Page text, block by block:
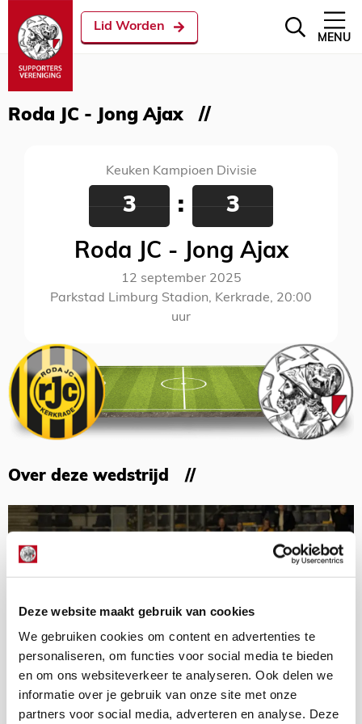
Deze website maakt gebruik van cookies
We gebruiken cookies om content en advertenties te
personaliseren, om functies voor social media te bieden
en om ons websiteverkeer te analyseren. Ook delen we
informatie over je gebruik van onze site met onze
partners voor social media, adverteren en analyse. Deze
Lid Worden
MENU
Roda JC - Jong Ajax
Keuken Kampioen Divisie
3 : 3
Roda JC - Jong Ajax
12 september 2025
Parkstad Limburg Stadion, Kerkrade, 20:00
uur
Over deze wedstrijd